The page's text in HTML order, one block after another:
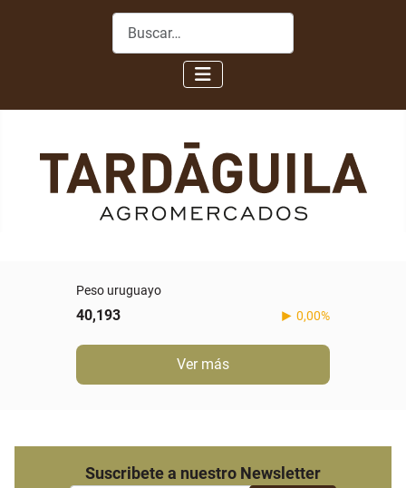
Buscar
Peso uruguayo
40,193 0,00%
Ver más
Suscribete a nuestro Newsletter